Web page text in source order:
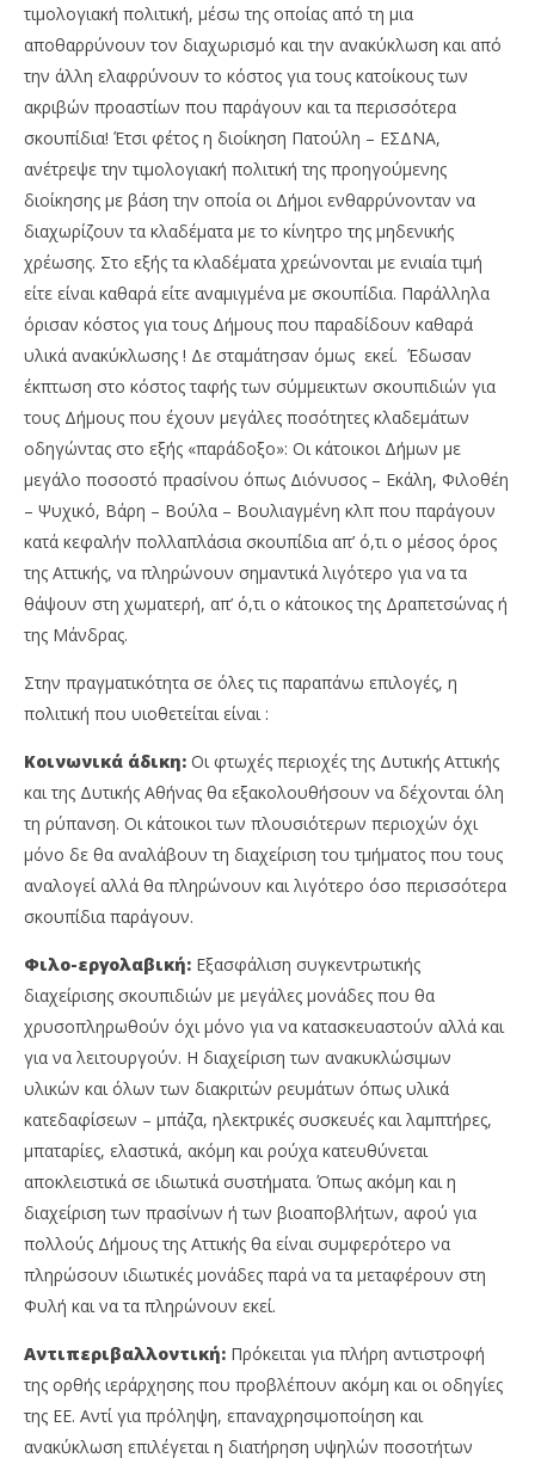
τιμολογιακή πολιτική, μέσω της οποίας από τη μια
αποθαρρύνουν τον διαχωρισμό και την ανακύκλωση και από
την άλλη ελαφρύνουν το κόστος για τους κατοίκους των
ακριβών προαστίων που παράγουν και τα περισσότερα
σκουπίδια! Έτσι φέτος η διοίκηση Πατούλη – ΕΣΔΝΑ,
ανέτρεψε την τιμολογιακή πολιτική της προηγούμενης
διοίκησης με βάση την οποία οι Δήμοι ενθαρρύνονταν να
διαχωρίζουν τα κλαδέματα με το κίνητρο της μηδενικής
χρέωσης. Στο εξής τα κλαδέματα χρεώνονται με ενιαία τιμή
είτε είναι καθαρά είτε αναμιγμένα με σκουπίδια. Παράλληλα
όρισαν κόστος για τους Δήμους που παραδίδουν καθαρά
υλικά ανακύκλωσης ! Δε σταμάτησαν όμως εκεί. Έδωσαν
έκπτωση στο κόστος ταφής των σύμμεικτων σκουπιδιών για
τους Δήμους που έχουν μεγάλες ποσότητες κλαδεμάτων
οδηγώντας στο εξής «παράδοξο»: Οι κάτοικοι Δήμων με
μεγάλο ποσοστό πρασίνου όπως Διόνυσος – Εκάλη, Φιλοθέη
– Ψυχικό, Βάρη – Βούλα – Βουλιαγμένη κλπ που παράγουν
κατά κεφαλήν πολλαπλάσια σκουπίδια απ’ ό,τι ο μέσος όρος
της Αττικής, να πληρώνουν σημαντικά λιγότερο για να τα
θάψουν στη χωματερή, απ’ ό,τι ο κάτοικος της Δραπετσώνας ή
της Μάνδρας.
Στην πραγματικότητα σε όλες τις παραπάνω επιλογές, η
πολιτική που υιοθετείται είναι :
Κοινωνικά άδικη: Οι φτωχές περιοχές της Δυτικής Αττικής
και της Δυτικής Αθήνας θα εξακολουθήσουν να δέχονται όλη
τη ρύπανση. Οι κάτοικοι των πλουσιότερων περιοχών όχι
μόνο δε θα αναλάβουν τη διαχείριση του τμήματος που τους
αναλογεί αλλά θα πληρώνουν και λιγότερο όσο περισσότερα
σκουπίδια παράγουν.
Φιλο-εργολαβική: Εξασφάλιση συγκεντρωτικής
διαχείρισης σκουπιδιών με μεγάλες μονάδες που θα
χρυσοπληρωθούν όχι μόνο για να κατασκευαστούν αλλά και
για να λειτουργούν. Η διαχείριση των ανακυκλώσιμων
υλικών και όλων των διακριτών ρευμάτων όπως υλικά
κατεδαφίσεων – μπάζα, ηλεκτρικές συσκευές και λαμπτήρες,
μπαταρίες, ελαστικά, ακόμη και ρούχα κατευθύνεται
αποκλειστικά σε ιδιωτικά συστήματα. Όπως ακόμη και η
διαχείριση των πρασίνων ή των βιοαποβλήτων, αφού για
πολλούς Δήμους της Αττικής θα είναι συμφερότερο να
πληρώσουν ιδιωτικές μονάδες παρά να τα μεταφέρουν στη
Φυλή και να τα πληρώνουν εκεί.
Αντιπεριβαλλοντική: Πρόκειται για πλήρη αντιστροφή
της ορθής ιεράρχησης που προβλέπουν ακόμη και οι οδηγίες
της ΕΕ. Αντί για πρόληψη, επαναχρησιμοποίηση και
ανακύκλωση επιλέγεται η διατήρηση υψηλών ποσοτήτων